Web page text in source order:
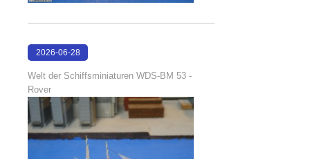
2026-06-28
Welt der Schiffsminiaturen WDS-BM 53 -
Rover